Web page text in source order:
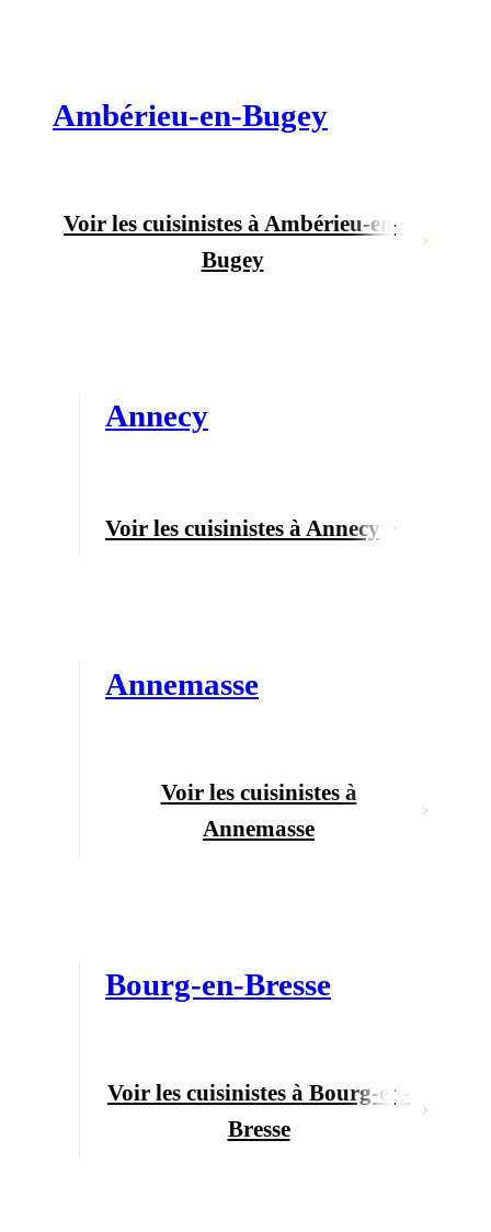
Ambérieu-en-Bugey
Voir les cuisinistes à Ambérieu-en-
Bugey
Annecy
Voir les cuisinistes à Annecy
Annemasse
Voir les cuisinistes à
Annemasse
Bourg-en-Bresse
Voir les cuisinistes à Bourg-en-
Bresse